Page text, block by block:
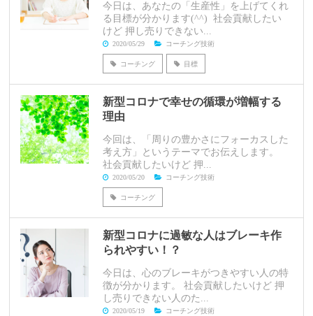
今日は、あなたの「生産性」を上げてくれ
る目標が分かります(^^) 社会貢献したい
けど 押し売りできない...
2020/05/29 コーチング技術
コーチング 目標
新型コロナで幸せの循環が増幅する
理由
今回は、「周りの豊かさにフォーカスした
考え方」というテーマでお伝えします。
社会貢献したいけど 押...
2020/05/20 コーチング技術
コーチング
新型コロナに過敏な人はブレーキ作
られやすい！？
今日は、心のブレーキがつきやすい人の特
徴が分かります。 社会貢献したいけど 押
し売りできない人のた...
2020/05/19 コーチング技術